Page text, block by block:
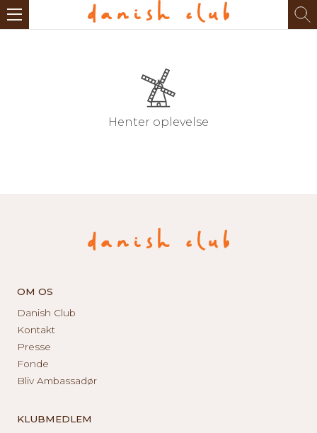
Henter oplevelse
OM OS
Danish Club
Kontakt
Presse
Fonde
Bliv Ambassadør
KLUBMEDLEM